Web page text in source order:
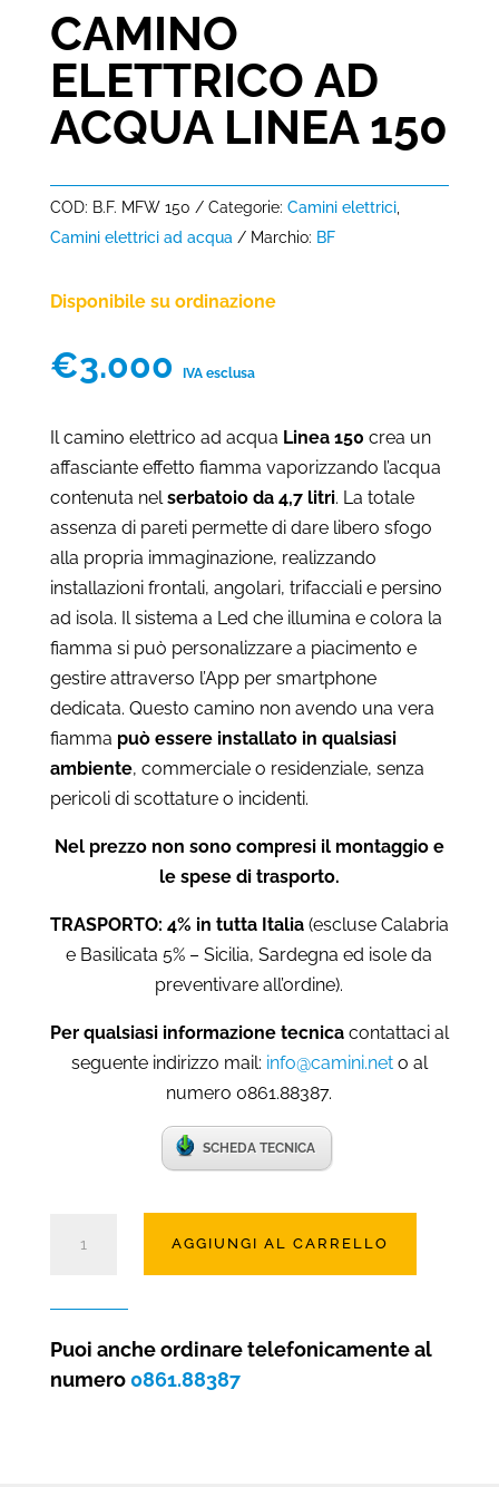
CAMINO
ELETTRICO AD
ACQUA LINEA 150
COD: B.F. MFW 150 Categorie: Camini elettrici,
Camini elettrici ad acqua
Marchio: BF
Disponibile su ordinazione
€3.000 IVA esclusa
Il camino elettrico ad acqua Linea 150 crea un
affasciante effetto fiamma vaporizzando l’acqua
contenuta nelserbatoio da 4,7 litri. La totale
assenza di pareti permette di dare libero sfogo
alla propria immaginazione, realizzando
installazioni frontali, angolari, trifacciali e persino
ad isola. Il sistema a Led che illumina e colora la
fiamma si può personalizzare a piacimento e
gestire attraverso l’App per smartphone
dedicata. Questo camino non avendo una vera
fiamma può essere installato in qualsiasi
ambiente, commerciale o residenziale, senza
pericoli di scottature o incidenti.
Nel prezzo non sono compresi il montaggio e
le spese di trasporto.
TRASPORTO: 4% in tutta Italia (escluse Calabria
e Basilicata 5% – Sicilia, Sardegna ed isole da
preventivare all’ordine).
Per qualsiasi informazione tecnicacontattaci al
seguente indirizzo mail: info@camini.neto al
numero 0861.88387.
SCHEDA TECNICA
Linea
150
AGGIUNGI AL CARRELLO
Puoi anche ordinare telefonicamente al
numero 0861.88387